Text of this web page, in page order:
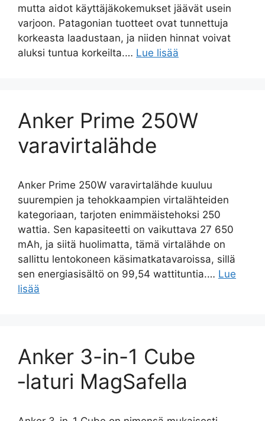
mutta aidot käyttäjäkokemukset jäävät usein
varjoon. Patagonian tuotteet ovat tunnettuja
korkeasta laadustaan, ja niiden hinnat voivat
aluksi tuntua korkeilta.… Lue lisää
Anker Prime 250W
varavirtalähde
Anker Prime 250W varavirtalähde kuuluu
suurempien ja tehokkaampien virtalähteiden
kategoriaan, tarjoten enimmäistehoksi 250
wattia. Sen kapasiteetti on vaikuttava 27 650
mAh, ja siitä huolimatta, tämä virtalähde on
sallittu lentokoneen käsimatkatavaroissa, sillä
sen energiasisältö on 99,54 wattituntia.… Lue
lisää
Anker 3-in-1 Cube
‑laturi MagSafella